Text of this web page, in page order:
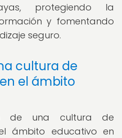
protegiendo la
y fomentando
seguro.
cultura de
el ámbito
de una cultura de
ámbito educativo en